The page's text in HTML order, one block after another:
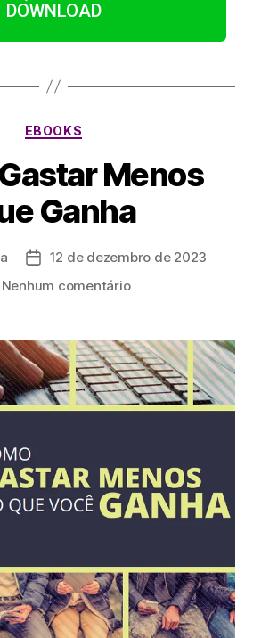
DOWNLOAD
EBOOKS
Menos
Ganha
12 de dezembro de 2023
Nenhum comentário